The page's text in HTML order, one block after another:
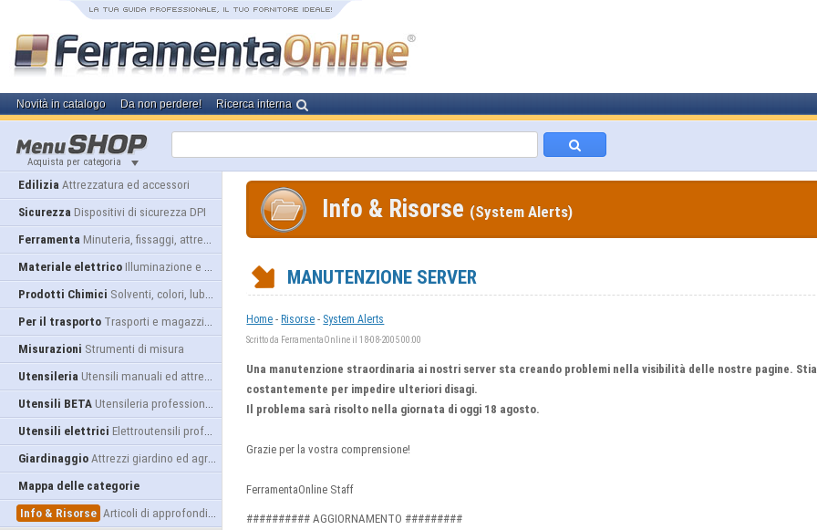
Novità in catalogo Da non perdere! Ricerca interna
Acquista per categoria
Edilizia Attrezzatura ed accessori
Sicurezza Dispositivi di sicurezza DPI
Ferramenta Minuteria, fissaggi, attrezzatura
Materiale elettrico Illuminazione e alimentazione
Prodotti Chimici Solventi, colori, lubrificanti...
Per il trasporto Trasporti e magazzino
Misurazioni Strumenti di misura
Utensileria Utensili manuali ed attrezzature
Utensili BETA Utensileria professionale
Utensili elettrici Elettroutensili professionali
Giardinaggio Attrezzi giardino ed agricoltura
Mappa delle categorie
Info & Risorse Articoli di approfondimento
Info & Risorse (System Alerts)
MANUTENZIONE SERVER
Home -Risorse - System Alerts
Scritto da FerramentaOnline il 18-08-2005 00:00
Una manutenzione straordinaria ai nostri server sta creando problemi nella visibilità delle nostre pagine.
costantemente per impedire ulteriori disagi.
Il problema sarà risolto nella giornata di oggi 18 agosto.
Grazie per la vostra comprensione!
FerramentaOnline Staff
########## AGGIORNAMENTO #########